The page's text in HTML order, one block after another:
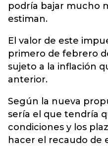
podría bajar mucho
estiman.
El valor de este
primero de febrero
sujeto a la inflación
anterior.
Según la nueva
sería el que tendría
condiciones y los
hacer el recaudo de